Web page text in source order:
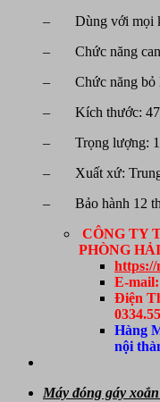
– Dùng với mọi
– Chức năng
– Chức năng bỏ
– Kích thước:
– Trọng lượng:
– Xuất xứ: Trung
– Bảo hành 12
CÔNG TY
PHÒNG
https://
E-
Điện
Hàng
nội
Máy đóng gáy